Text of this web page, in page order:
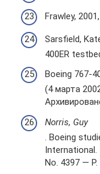
Frawley,
Sarsfield,
400ER
Boeing 767-
(4 марта
Norris, Guy
. Boeing
No. 4397 —